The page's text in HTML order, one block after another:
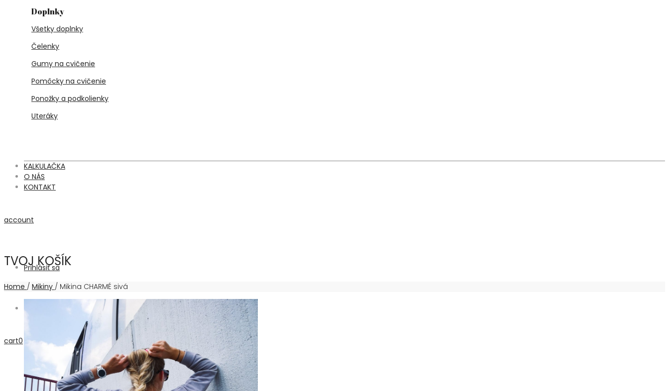
Doplnky
Všetky doplnky
Čelenky
Gumy na cvičenie
Pomôcky na cvičenie
Ponožky a podkolienky
Uteráky
KALKULAČKA
O NÁS
KONTAKT
account
Prihlásiť sa
Zaregistrovať sa
cart0
TVOJ KOŠÍK
Home / Mikiny / Mikina CHARMÉ sivá